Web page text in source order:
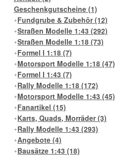
Geschenkgutscheine (1)
Fundgrube & Zubehör(12)
Straßen Modelle 1:43(292)
Straßen Modelle 1:18(73)
Formel I 1:18(7)
Motorsport Modelle 1:18(47)
Formel I 1:43(7)
Rally Modelle 1:18(172)
Motorsport Modelle 1:43(45)
Fanartikel(15)
Karts, Quads, Morräder(3)
Rally Modelle 1:43(293)
Angebote(4)
Bausätze 1:43(18)